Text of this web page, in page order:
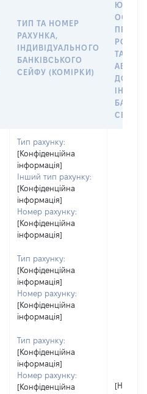
ТИП ТА НОМЕР
РАХУНКА,
ІНДИВІДУАЛЬНОГО
БАНКІВСЬКОГО
СЕЙФУ (КОМІРКИ)
ПРАВО
ТАКИМ
АБО
ДО
СЕЙФУ
Тип рахунку:
[Конфіденційна
інформація]
Інший тип рахунку:
[Конфіденційна
інформація]
Номер рахунку:
[Конфіденційна
інформація]
Тип рахунку:
[Конфіденційна
інформація]
Номер рахунку:
[Конфіденційна
інформація]
Тип рахунку:
[Конфіденційна
інформація]
Номер рахунку:
[Конфіденційна
[Не